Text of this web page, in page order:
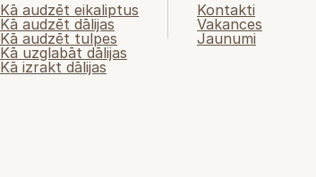
Kā audzēt eikaliptus
Kā audzēt dālijas
Kā audzēt tulpes
Kā uzglabāt dālijas
Kā izrakt dālijas
Kontakti
Vakances
Jaunumi